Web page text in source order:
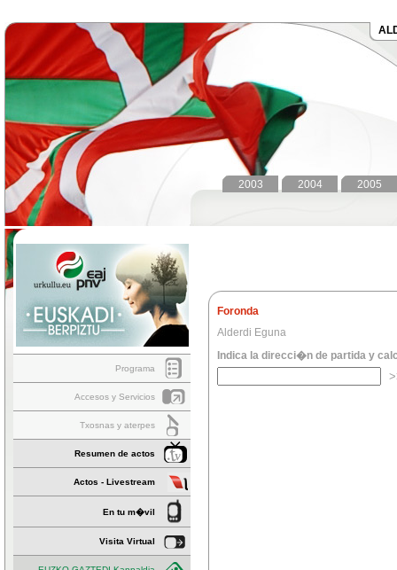
2005
2004
2003
Programa
Accesos y Servicios
Txosnas y aterpes
Resumen de actos
Actos - Livestream
En tu m�vil
Visita Virtual
Foronda
Alderdi Eguna
Indica la direcci�n de partida y